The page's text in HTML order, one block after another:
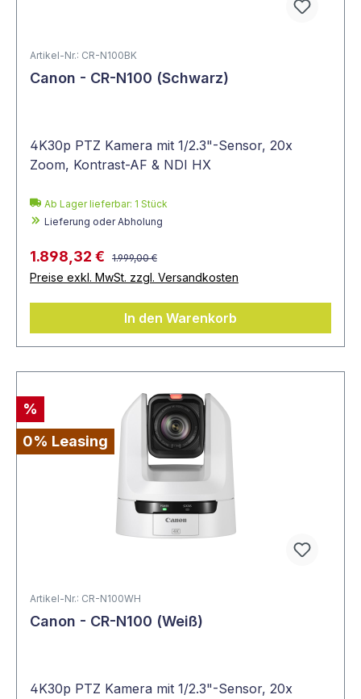
Artikel-Nr.: CR-N100BK
Canon - CR-N100 (Schwarz)
4K30p PTZ Kamera mit 1/2.3"-Sensor, 20x
Zoom, Kontrast-AF & NDI HX
Ab Lager lieferbar: 1 Stück
Lieferung oder Abholung
1.898,32 € 1.999,00 €
Preise exkl. MwSt. zzgl. Versandkosten
In den Warenkorb
%
0% Leasing
Artikel-Nr.: CR-N100WH
Canon - CR-N100 (Weiß)
4K30p PTZ Kamera mit 1/2.3"-Sensor, 20x